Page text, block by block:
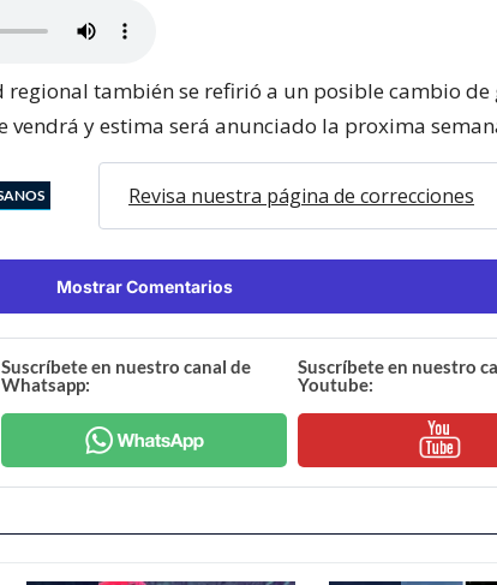
también se refirió a un posible cambio de
vendrá y estima será anunciado la proxima
Revisa nuestra página de correcciones
Mostrar Comentarios
Suscríbete en nuestro canal de
Whatsapp:
Suscríbete en nuestro
Youtube: